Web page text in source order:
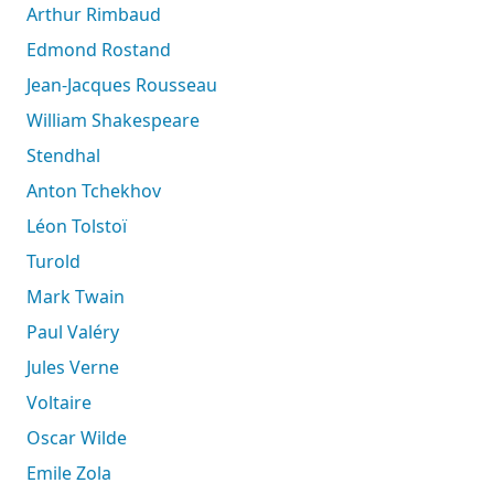
Arthur Rimbaud
Edmond Rostand
Jean-Jacques Rousseau
William Shakespeare
Stendhal
Anton Tchekhov
Léon Tolstoï
Turold
Mark Twain
Paul Valéry
Jules Verne
Voltaire
Oscar Wilde
Emile Zola